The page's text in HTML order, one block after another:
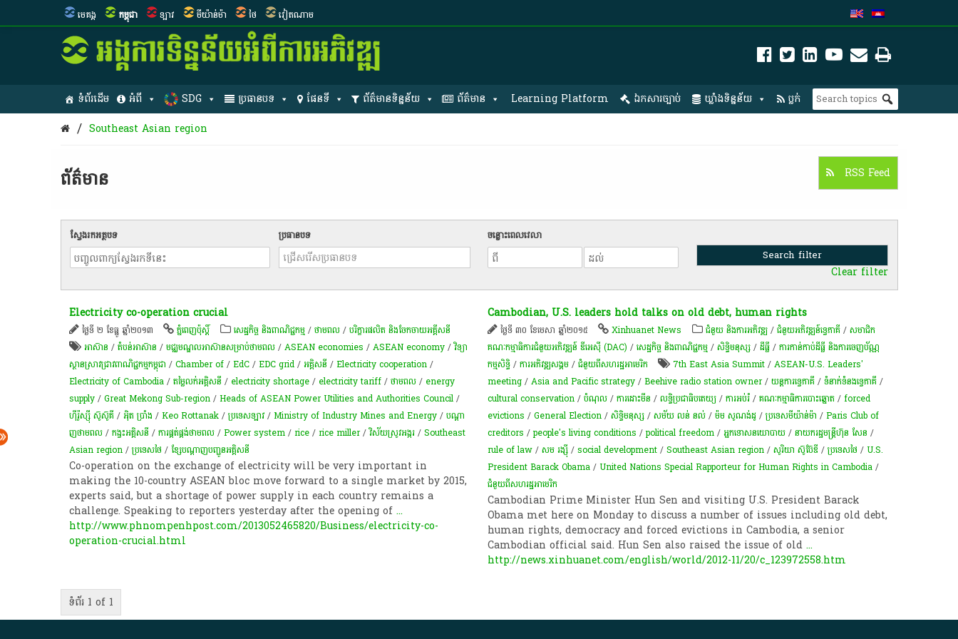
មេគង្គ កម្ពុជា ឡាវ មីយ៉ាន់ម៉ា ថៃ វៀតណាម
ទំព័រដើម អំពី SDG ប្រធានបទ ផែនទី ព័ត៌មានទិន្នន័យ ព័ត៌មាន Learning Platform ឯកសារច្បាប់ ឃ្លាំងទិន្នន័យ ប្លក់
/ Southeast Asian region
ព័ត៌មាន​ RSS Feed
ស្វែងរកអត្ថបទ ប្រធានបទ ចន្លោះពេលវេលា
Clear filter
Electricity co-operation crucial
ថ្ងៃទី ២ ខែធ្នូ ឆ្នាំ២០១៣ ភ្នំពេញប៉ុស្តិ៍ សេដ្ឋកិច្ច និងពាណិជ្ជកម្ម/ថាមពល/បរិក្ខារផលិត និងចែកចាយអគ្គីសនី
អាស៊ាន /តំបន់​អាស៊ាន /មជ្ឈមណ្ឌលអាស៊ានសម្រាប់ថាមពល/ASEAN economies /ASEAN economy/វិទ្យា
ស្ថានស្រាវជ្រាវពាណិជ្ជកម្មកម្ពុជា /Chamber of/EdC/EDC grid/អគ្គិសនី /Electricity cooperation/
Electricity of Cambodia/តម្លៃលក់អគ្គិសនី / electricity shortage/ electricity tariff/ថាមពល/ energy
supply/Great Mekong Sub-region/Heads of ASEAN Power Utilities and Authorities Council/
ហ៊ីរ៉ូស្ស៊ី ស៊ូស៊ូគី/អុិត ប្រាំង /Keo Rottanak/ប្រទេសឡាវ/Ministry of Industry Mines and Energy/ប​ណ្តា​
ញ​ថាមពល/កង្វះ​អគ្គិសនី /ការផ្គត់ផ្គង់ថាមពល/Power system/rice/rice miller/វិស័យស្រូវអង្ករ/Southeast
Asian region/ប្រទេសថៃ /ខ្សែ​បណ្តាញ​បញ្ជូន​អគ្គិសនី​
Co-operation on the exchange of electricity will be very important in
making the 10-country ASEAN bloc move forward to a single market by 2015,
experts said, but a shortage of power supply in each country remains a
challenge. Speaking to reporters yesterday after the opening of ...
http://www.phnompenhpost.com/2013052465820/Business/electricity-co-
operation-crucial.html
Cambodian, U.S. leaders hold talks on old debt, human rights
ថ្ងៃទី ៣០ ខែមេសា ឆ្នាំ២០១៥ Xinhuanet News ជំនួយ និងការអភិវឌ្ឍ/ជំនួយអភិវឌ្ឍន៍ទ្វេភាគី/សមាជិក
គណៈកម្មាធិការជំនួយអភិវឌ្ឍន៍ ឌីអេស៊ី (DAC) /សេដ្ឋកិច្ច និងពាណិជ្ជកម្ម/សិទ្ធិមនុស្ស/ដីធ្លី/ការកាន់កាប់​ដីធ្លី និង​ការចេញ​ប័ណ្ណ
កម្មសិទ្ធិ​/ការ​អភិវឌ្ឍ​សង្គម/ជំនួយពីសហរដ្ឋអាមេរិក 7th East Asia Summit/ASEAN-U.S. Leaders'
meeting/Asia and Pacific strategy/Beehive radio station owner/យន្តការទ្វេភាគី/ទំនាក់ទំនងទ្វេភាគី/
cultural conservation/បំណុល/ការដោះមីន /លទ្ធិប្រជាធិបតេយ្យ/ការអប់រំ/គណៈកម្មាធិការបោះឆ្នោត/forced
evictions /General Election/សិទ្ធិមនុស្ស/សម័យ​ លន់ នល់/ម៉ម សូណង់ដូ/ប្រទេសមីយ៉ាន់ម៉ា /Paris Club of
creditors /people's living conditions /political freedom/អ្នកទោសនយោបាយ/នាយករដ្ឋមន្ត្រីហ៊ុន សែន /
rule of law/សម រង្ស៊ី/social development/Southeast Asian region/សូរិយា ស៊ូប៊ែឌី​ /ប្រទេសថៃ /U.S.
President Barack Obama/United Nations Special Rapporteur for Human Rights in Cambodia/
ជំនួយពីសហរដ្ឋអាមេរិក
Cambodian Prime Minister Hun Sen and visiting U.S. President Barack
Obama met here on Monday to discuss a number of issues including old debt,
human rights, democracy and forced evictions in Cambodia, a senior
Cambodian official said. Hun Sen also raised the issue of old...
http://news.xinhuanet.com/english/world/2012-11/20/c_123972558.htm
ទំព័រ 1 of 1